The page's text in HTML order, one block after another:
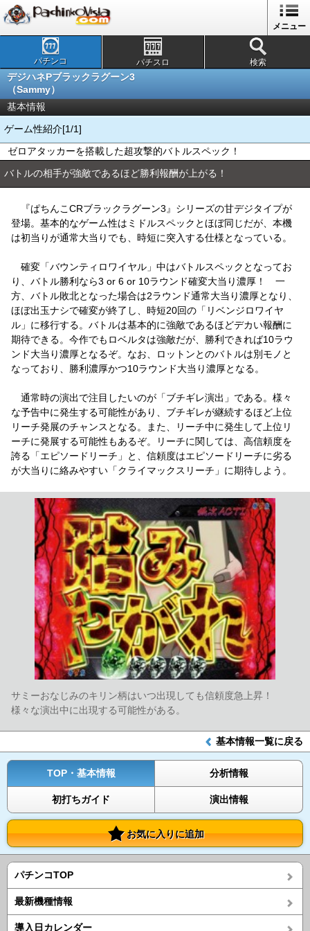
メニュー
パチンコ パチスロ 検索
デジハネPブラックラグーン3
（Sammy）
基本情報
ゲーム性紹介[1/1]
ゼロアタッカーを搭載した超攻撃的バトルスペック！
バトルの相手が強敵であるほど勝利報酬が上がる！
『ぱちんこCRブラックラグーン3』シリーズの甘デジタイプが
登場。基本的なゲーム性はミドルスペックとほぼ同じだが、本機
は初当りが通常大当りでも、時短に突入する仕様となっている。
確変「バウンティロワイヤル」中はバトルスペックとなってお
り、バトル勝利なら3 or 6 or 10ラウンド確変大当り濃厚！ 一
方、バトル敗北となった場合は2ラウンド通常大当り濃厚となり、
ほぼ出玉ナシで確変が終了し、時短20回の「リベンジロワイヤ
ル」に移行する。バトルは基本的に強敵であるほどデカい報酬に
期待できる。今作でもロベルタは強敵だが、勝利できれば10ラウ
ンド大当り濃厚となるぞ。なお、ロットンとのバトルは別モノと
なっており、勝利濃厚かつ10ラウンド大当り濃厚となる。
通常時の演出で注目したいのが「ブチギレ演出」である。様々
な予告中に発生する可能性があり、ブチギレが継続するほど上位
リーチ発展のチャンスとなる。また、リーチ中に発生して上位リ
ーチに発展する可能性もあるぞ。リーチに関しては、高信頼度を
誇る「エピソードリーチ」と、信頼度はエピソードリーチに劣る
が大当りに絡みやすい「クライマックスリーチ」に期待しよう。
サミーおなじみのキリン柄はいつ出現しても信頼度急上昇！
様々な演出中に出現する可能性がある。
基本情報一覧に戻る
TOP・基本情報 分析情報
初打ちガイド 演出情報
お気に入りに追加
パチンコTOP
最新機種情報
導入日カレンダー